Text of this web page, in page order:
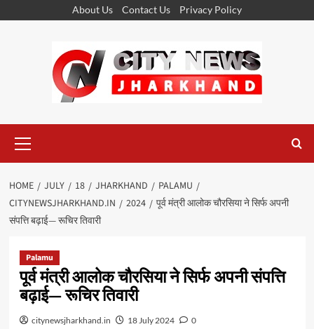
About Us Contact Us Privacy Policy
Menu
HOME JULY 18 JHARKHAND
PALAMU
CITYNEWSJHARKHAND.IN
2024
पूर्व मंत्री आलोक चौरसिया ने सिर्फ अपनी
संपत्ति बढ़ाई— रूचिर तिवारी
Palamu
पूर्व मंत्री आलोक चौरसिया ने सिर्फ अपनी संपत्ति
बढ़ाई— रूचिर तिवारी
citynewsjharkhand.in 18 July 2024 0